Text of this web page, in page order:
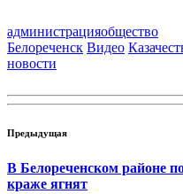
администрацияобщество
Белореченск Видео
новости
Предыдущая
В Белореченском районе
краже ягнят